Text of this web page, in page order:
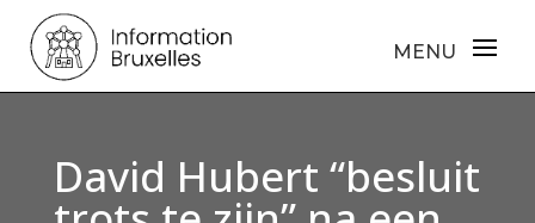
David Hubert “besluit